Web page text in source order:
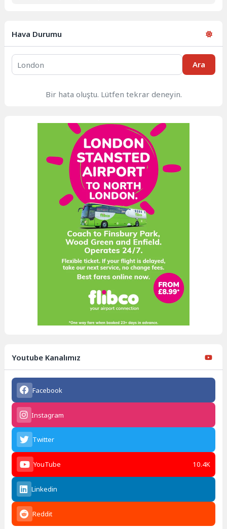
Hava Durumu
Ara
Bir hata oluştu. Lütfen tekrar deneyin.
Youtube Kanalımız
Facebook
Instagram
Twitter
YouTube 10.4K
Linkedin
Reddit